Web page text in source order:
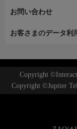
お問い合わせ
お客さまのデータ利
Copyright
Copyright ©Jupiter